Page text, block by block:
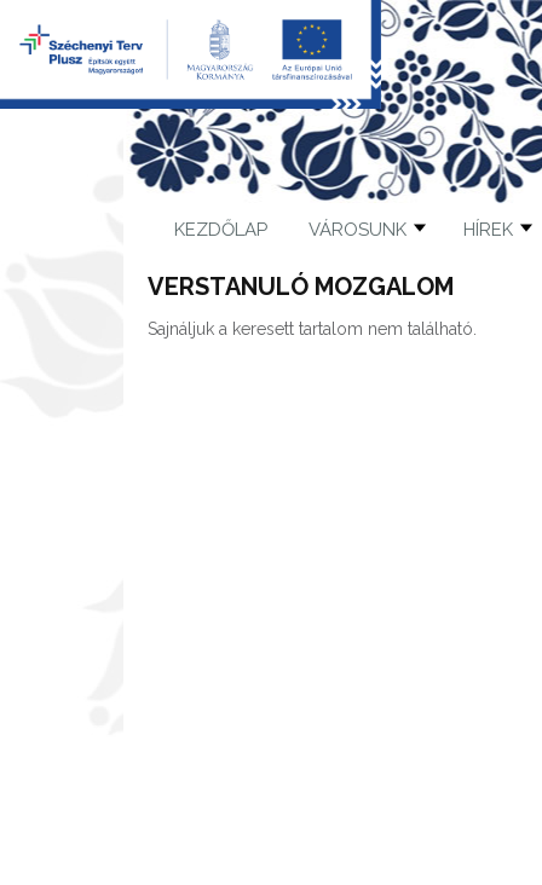
KEZDŐLAP VÁROSUNK HÍREK
VERSTANULÓ MOZGALOM
Sajnáljuk a keresett tartalom nem található.